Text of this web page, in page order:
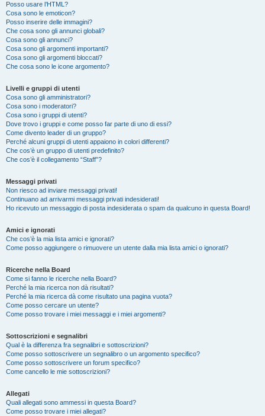
Posso usare l’HTML?
Cosa sono le emoticon?
Posso inserire delle immagini?
Che cosa sono gli annunci globali?
Cosa sono gli annunci?
Cosa sono gli argomenti importanti?
Cosa sono gli argomenti bloccati?
Che cosa sono le icone argomento?
Livelli e gruppi di utenti
Cosa sono gli amministratori?
Cosa sono i moderatori?
Cosa sono i gruppi di utenti?
Dove trovo i gruppi e come posso far parte di uno di essi?
Come divento leader di un gruppo?
Perché alcuni gruppi di utenti appaiono in colori differenti?
Che cos’è un gruppo di utenti predefinito?
Che cos’è il collegamento “Staff”?
Messaggi privati
Non riesco ad inviare messaggi privati!
Continuano ad arrivarmi messaggi privati indesiderati!
Ho ricevuto un messaggio di posta indesiderata o spam da qualcuno in questa Board!
Amici e ignorati
Che cos’è la mia lista amici e ignorati?
Come posso aggiungere o rimuovere un utente dalla mia lista amici o ignorati?
Ricerche nella Board
Come si fanno le ricerche nella Board?
Perché la mia ricerca non dà risultati?
Perché la mia ricerca dà come risultato una pagina vuota?
Come posso cercare un utente?
Come posso trovare i miei messaggi e i miei argomenti?
Sottoscrizioni e segnalibri
Qual è la differenza fra segnalibri e sottoscrizioni?
Come posso sottoscrivere un segnalibro o un argomento specifico?
Come posso sottoscrivere un forum specifico?
Come cancello le mie sottoscrizioni?
Allegati
Quali allegati sono ammessi in questa Board?
Come posso trovare i miei allegati?